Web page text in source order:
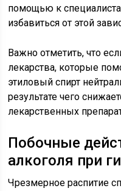
помощью к
избавиться от этой
Важно отметить, что
лекарства, которые
этиловый спирт
результате чего
лекарственных
Побочные
алкоголя при
Чрезмерное распитие